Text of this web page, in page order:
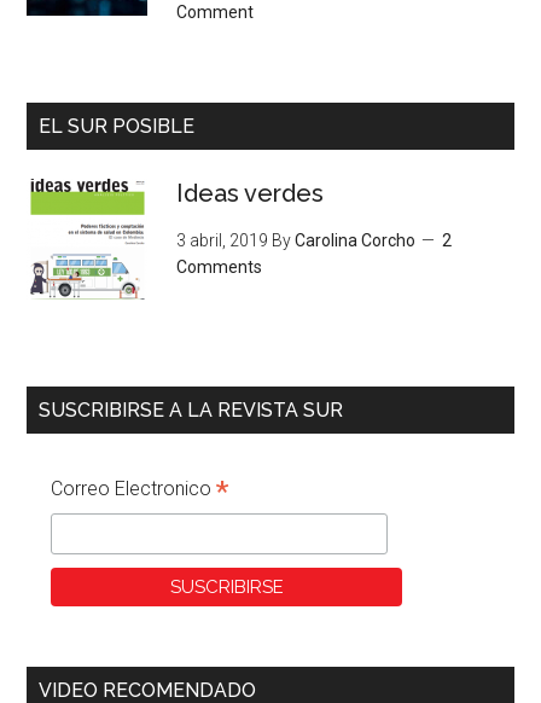
Comment
EL SUR POSIBLE
Ideas verdes
3 abril, 2019 ByCarolina Corcho
2
Comments
SUSCRIBIRSE A LA REVISTA SUR
Correo Electronico*
VIDEO RECOMENDADO